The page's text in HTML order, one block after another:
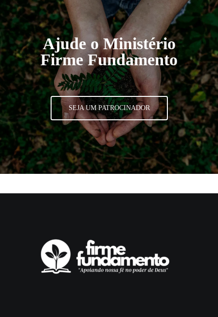
Ajude o Ministério
Firme Fundamento
SEJA UM PATROCINADOR